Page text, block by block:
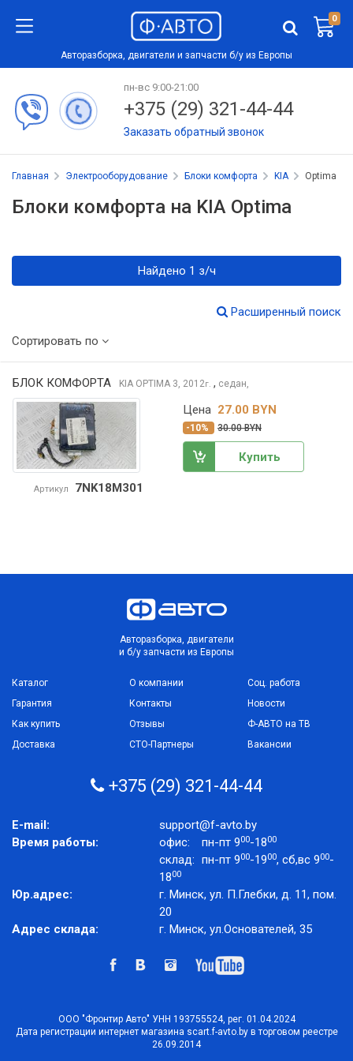
0
Авторазборка, двигатели и запчасти б/у из Европы
пн-вс 9:00-21:00
+375 (29) 321-44-44
Заказать обратный звонок
Главная Электрооборудование Блоки комфорта KIA Optima
Блоки комфорта на KIA Optima
Найдено 1 з/ч
Расширенный поиск
Сортировать по
БЛОК КОМФОРТА KIA OPTIMA 3, 2012г. , седан,
Артикул 7NK18M301
Цена 27.00 BYN
-10% 30.00 BYN
Купить
Авторазборка, двигатели
и б/у запчасти из Европы
Каталог
Гарантия
Как купить
Доставка
О компании
Контакты
Отзывы
СТО-Партнеры
Соц. работа
Новости
Ф-АВТО на ТВ
Вакансии
+375 (29) 321-44-44
E-mail:
support@f-avto.by
Время работы:
офис: пн-пт 900-1800
склад: пн-пт 900-1900, сб,вс 900-
1800
Юр.адрес:
г. Минск, ул. П.Глебки, д. 11, пом.
20
Адрес склада:
г. Минск, ул.Основателей, 35
ООО "Фронтир Авто" УНН 193755524, рег. 01.04.2024
Дата регистрации интернет магазина scart.f-avto.by в торговом реестре
26.09.2014